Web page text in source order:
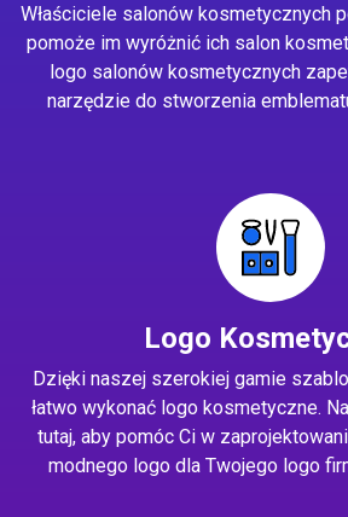
Właściciele salonów kosmetycznych
pomoże im wyróżnić ich salon
logo salonów kosmetycznych
narzędzie do stworzenia
Logo
Dzięki naszej szerokiej gamie
łatwo wykonać logo kosmetyczne.
tutaj, aby pomóc Ci w
modnego logo dla Twojego logo